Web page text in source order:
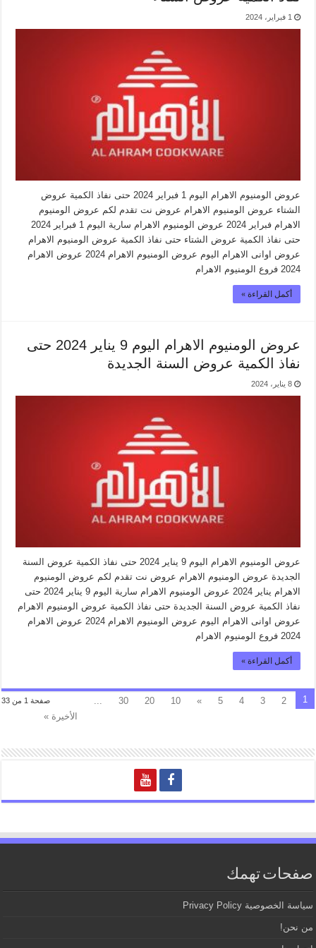
1 فبراير، 2024
عروض الومنيوم الاهرام اليوم 1 فبراير 2024 حتى نفاذ الكمية عروض
الشتاء عروض الومنيوم الاهرام عروض نت تقدم لكم عروض الومنيوم
الاهرام فبراير 2024 عروض الومنيوم الاهرام سارية اليوم 1 فبراير 2024
حتى نفاذ الكمية عروض الشتاء حتى نفاذ الكمية عروض الومنيوم الاهرام
عروض اوانى الاهرام اليوم عروض الومنيوم الاهرام 2024 عروض الاهرام
2024 فروع الومنيوم الاهرام
أكمل القراءة »
عروض الومنيوم الاهرام اليوم 9 يناير 2024 حتى
نفاذ الكمية عروض السنة الجديدة
8 يناير، 2024
عروض الومنيوم الاهرام اليوم 9 يناير 2024 حتى نفاذ الكمية عروض السنة
الجديدة عروض الومنيوم الاهرام عروض نت تقدم لكم عروض الومنيوم
الاهرام يناير 2024 عروض الومنيوم الاهرام سارية اليوم 9 يناير 2024 حتى
نفاذ الكمية عروض السنة الجديدة حتى نفاذ الكمية عروض الومنيوم الاهرام
عروض اوانى الاهرام اليوم عروض الومنيوم الاهرام 2024 عروض الاهرام
2024 فروع الومنيوم الاهرام
أكمل القراءة »
صفحة 1 من 33 1
2
3
4
5
»
10
20
30
الأخيرة »
صفحات تهمك
سياسة الخصوصية Privacy Policy
من نحن!